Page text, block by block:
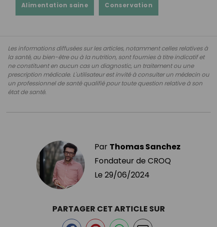
Alimentation saine Conservation
Les informations diffusées sur les articles, notamment celles relatives à
la santé, au bien-être ou à la nutrition, sont fournies à titre indicatif et
ne constituent en aucun cas un diagnostic, un traitement ou une
prescription médicale. L'utilisateur est invité à consulter un médecin ou
un professionnel de santé qualifié pour toute question relative à son
état de santé.
Par Thomas Sanchez
Fondateur de CROQ
Le 29/06/2024
PARTAGER CET ARTICLE SUR